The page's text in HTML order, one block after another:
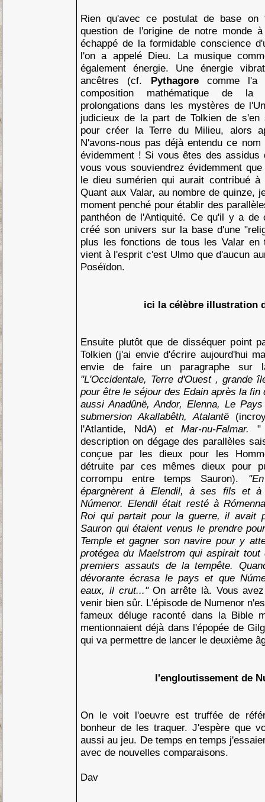
Rien qu'avec ce postulat de base
question de l'origine de notre monde
échappé de la formidable conscience
l'on a appelé Dieu. La musique
également énergie. Une énergie
ancêtres (cf. Pythagore comme l'a
composition mathématique de la
prolongations dans les mystères de
judicieux de la part de Tolkien de s'en
pour créer la Terre du Milieu, alors
N'avons-nous pas déjà entendu ce
évidemment ! Si vous êtes des assidus
vous vous souviendrez évidemment
le dieu sumérien qui aurait contribué
Quant aux Valar, au nombre de quinze,
moment penché pour établir des
panthéon de l'Antiquité. Ce qu'il y a de
créé son univers sur la base d'une
plus les fonctions de tous les Valar en
vient à l'esprit c'est Ulmo que d'aucun
Poséïdon.
ici la célèbre illustration
Ensuite plutôt que de disséquer point
Tolkien (j'ai envie d'écrire aujourd'hui
envie de faire un paragraphe sur
"L'Occidentale, Terre d'Ouest , grande
pour être le séjour des Edain après la fin
aussi Anadûnë, Andor, Elenna, Le
submersion Akallabêth, Atalantë
l'Atlantide, NdA) et Mar-nu-Falmar. "
description on dégage des parallèles
conçue par les dieux pour les
détruite par ces mêmes dieux pour
corrompu entre temps Sauron).
épargnèrent à Elendil, à ses fils et
Númenor. Elendil était resté à
Roi qui partait pour la guerre, il avait
Sauron qui étaient venus le prendre
Temple et gagner son navire pour y
protégea du Maelstrom qui aspirait
premiers assauts de la tempête.
dévorante écrasa le pays et que
eaux, il crut..."On arrête là. Vous
venir bien sûr. L'épisode de Numenor
fameux déluge raconté dans la Bible
mentionnaient déjà dans l'épopée de
qui va permettre de lancer le deuxième
l'engloutissement de
On le voit l'oeuvre est truffée de
bonheur de les traquer. J'espère que
aussi au jeu. De temps en temps
avec de nouvelles comparaisons.
Dav